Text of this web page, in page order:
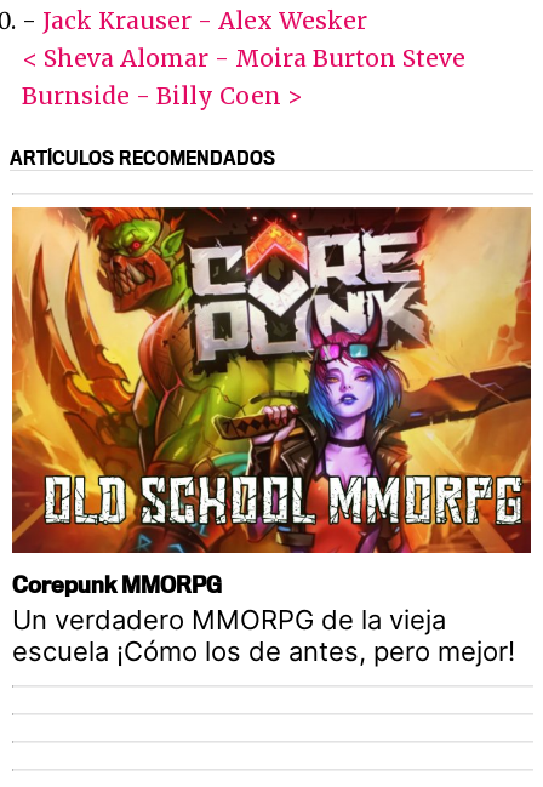
- Jack Krauser - Alex Wesker
< Sheva Alomar - Moira Burton Steve
Burnside - Billy Coen >
ARTÍCULOS RECOMENDADOS
Corepunk MMORPG
Un verdadero MMORPG de la vieja
escuela ¡Cómo los de antes, pero mejor!